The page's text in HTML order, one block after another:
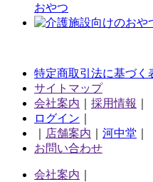
おやつ
特定商取引法に基づく
サイトマップ
会社案内
採用情報
ログイン
店舗案内 河中堂
お問い合わせ
会社案内